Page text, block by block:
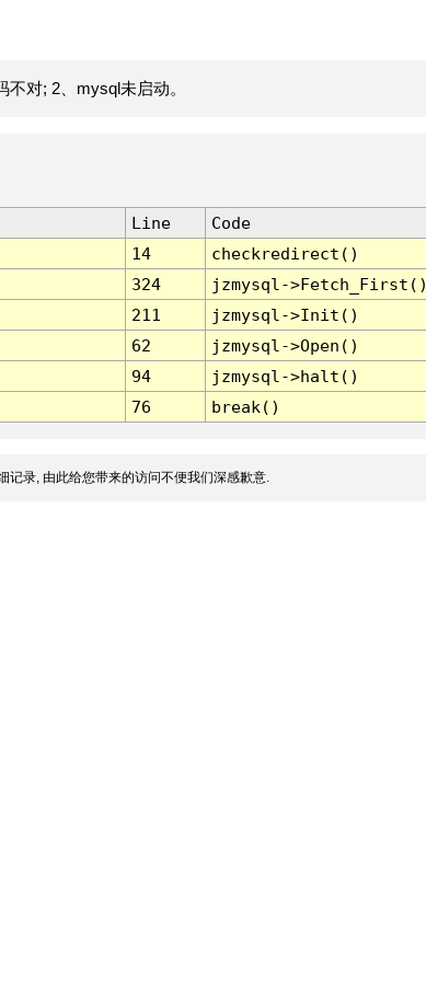
对; 2、mysql未启动。
Line
Code
14
checkredirect()
324
jzmysql-
211
jzmysql->Init()
62
jzmysql->Open()
94
jzmysql->halt()
76 break()
记录, 由此给您带来的访问不便我们深感歉意.